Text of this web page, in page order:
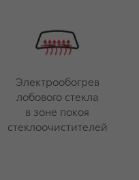
Электрообогрев
лобового стекла
в зоне покоя
стеклоочистителей